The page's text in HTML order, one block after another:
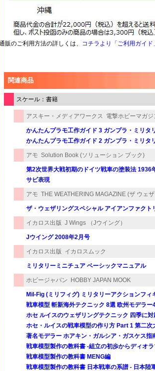
販のご利用方法の詳しくは、 コチラより「ご利用ガイド
関連商品
スケール：書籍
アスキー・メディアワークス 電撃ホビーマガ
かんたんプラモ工作ガイド 3 ガンプラ・ミリタ
かんたんプラモ工作ガイド 2 ガンプラ・ミリタ
アモ Solution Book (ソリューション ブック)
第2次世界大戦初期のドイツ戦車の塗装法 1936
サビ表現
アモ THE WEATHERING MAGAZINE (ザ ウェ
ザ・ウェザリングスペシャル アイアンファクト
イカロス出版 J Wings （Jウイング）
Jウイング 2008年2月号
イカロス出版 イカロスムック
ミリタリーミニチュア ベーシックマニュアル
ホビージャパン HOBBY JAPAN MOOK
Mil-Fig (ミリフィグ) ミリタリーアクションフィ
戦車模型 斬新海外テクニック 8選 欧州モデラ
ホセ ルイスのウェザリングテクニック 四季に
ホセ・ルイスの戦車模型の作り方 Part 1 第二次
著名モデラー ホアキン・ガルシア・ガスケス
戦車模型製作の教科書 -組立の初歩からディオ
戦車模型製作の教科書 MENG編
戦車模型製作の教科書 日本戦車の系譜 - 日本陸
タジオ27・タブデザイン
ペシャルホビー
ベズダ（Zvezda）
イオパーク（diopark）
日本絵画
ブデザイン・スタジオ27
ィン・ハオ
キソモデル（toxso_model）
ミーテック
ムスモデル